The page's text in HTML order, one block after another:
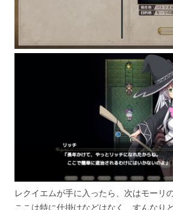
レクイエムが手に入ったら、次はモーリ
ここは特に仕掛けなどはなく、すんなり